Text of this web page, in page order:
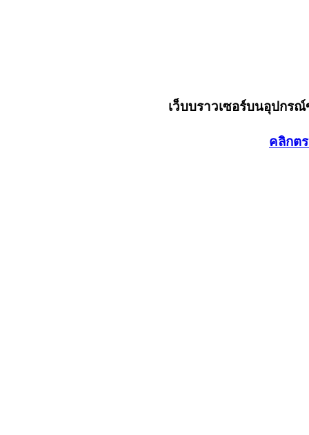
เว็บบราวเซอร์บนอุปกร
คลิกต